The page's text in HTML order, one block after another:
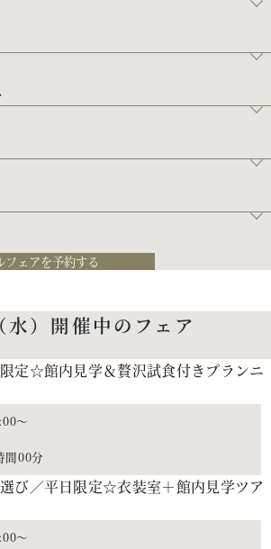
フェアを予約する
）開催中のフェア
限定☆館内見学＆贅沢試食付きプランニ
～
間00分
び／平日限定☆衣装室＋館内見学ツア
～